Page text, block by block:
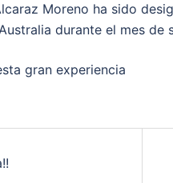
Moreno ha sido
durante el mes de
gran experiencia